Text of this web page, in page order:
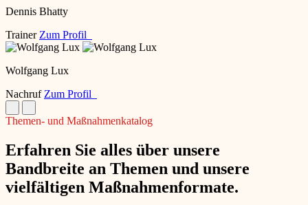
Dennis Bhatty
Trainer Zum Profil
Wolfgang Lux
Nachruf Zum Profil
Themen- und Maßnahmenkatalog
Erfahren Sie alles über unsere
Bandbreite an Themen und unsere
vielfältigen Maßnahmenformate.